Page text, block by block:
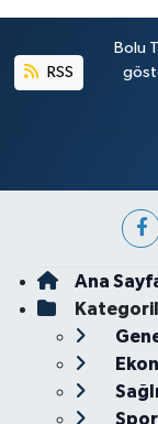
RSS
Bolu
Ana
Spor